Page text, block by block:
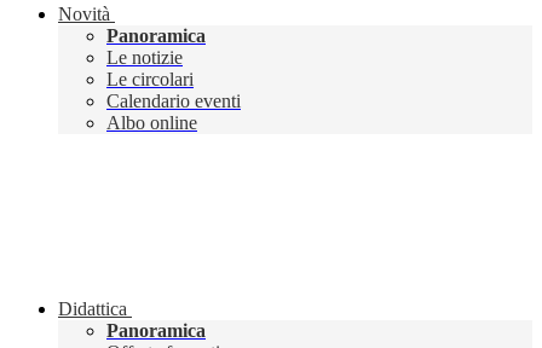
Novità
Panoramica
Le notizie
Le circolari
Calendario eventi
Albo online
Didattica
Panoramica